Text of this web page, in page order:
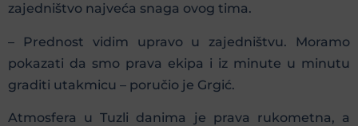
zajedništvo najveća snaga ovog tima.
– Prednost vidim upravo u zajedništvu. Moramo
pokazati da smo prava ekipa i iz minute u minutu
graditi utakmicu – poručio je Grgić.
Atmosfera u Tuzli danima je prava rukometna, a